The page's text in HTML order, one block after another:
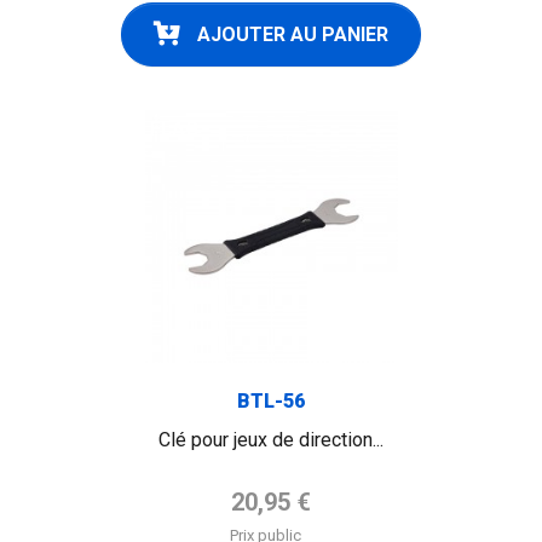
AJOUTER AU PANIER
BTL-56
Clé pour jeux de direction...
Prix de base
20,95 €
Prix public